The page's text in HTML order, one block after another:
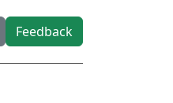
Feedback